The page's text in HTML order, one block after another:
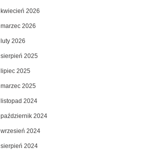
kwiecień 2026
marzec 2026
luty 2026
sierpień 2025
lipiec 2025
marzec 2025
listopad 2024
październik 2024
wrzesień 2024
sierpień 2024